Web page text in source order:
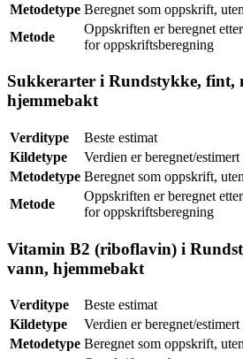
Metodetype Beregnet som oppskrift,
Metode
Oppskriften er beregnet
for oppskriftsberegning
Sukkerarter i Rundstykke, fint,
hjemmebakt
Verditype
Beste estimat
Kildetype
Verdien er beregnet/
Metodetype Beregnet som oppskrift,
Metode
Oppskriften er beregnet
for oppskriftsberegning
Vitamin B2 (riboflavin) i
vann, hjemmebakt
Verditype
Beste estimat
Kildetype
Verdien er beregnet/
Metodetype Beregnet som oppskrift,